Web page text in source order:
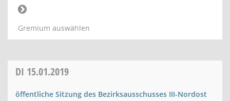
Gremium auswählen
DI 15.01.2019
öffentliche Sitzung des Bezirksausschusses III-Nordost